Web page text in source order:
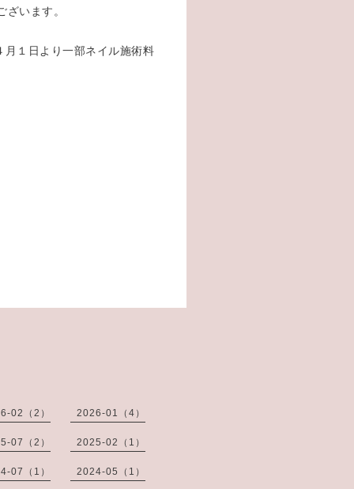
います。
１日より一部ネイル施術料
02（2） 2026-01（4）
07（2） 2025-02（1）
07（1） 2024-05（1）